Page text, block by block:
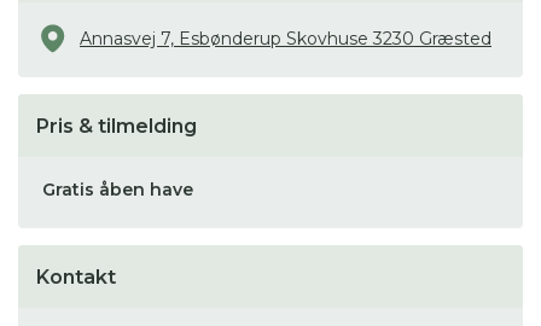
Annasvej 7, Esbønderup Skovhuse 3230 Græsted
Pris & tilmelding
Gratis åben have
Kontakt